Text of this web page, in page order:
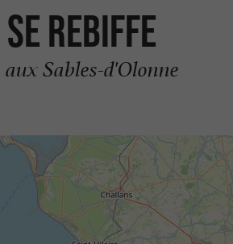
se rebiffe
Sables-d'Olonne